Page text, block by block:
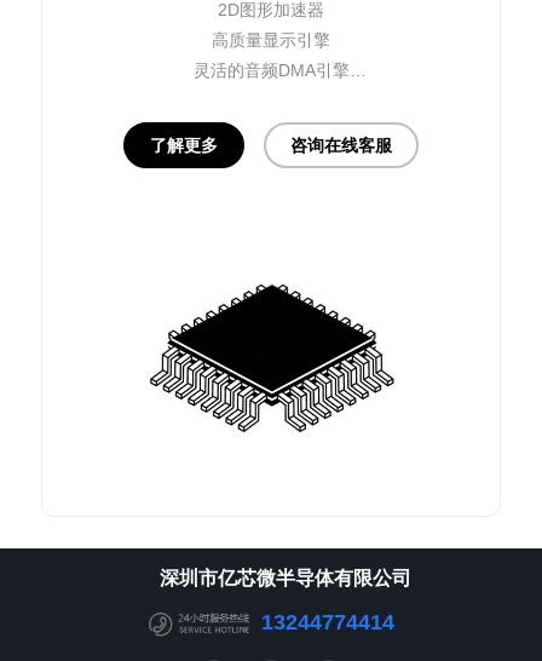
2D图形加速器
高质量显示引擎
灵活的音频DMA引擎
了解更多 咨询在线客服
深圳市亿芯微半导体有限公司
13244774414